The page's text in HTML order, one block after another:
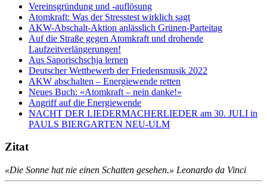
Vereinsgründung und -auflösung
Atomkraft: Was der Stresstest wirklich sagt
AKW-Abschalt-Aktion anlässlich Grünen-Parteitag
Auf die Straße gegen Atomkraft und drohende
Laufzeitverlängerungen!
Aus Saporischschja lernen
Deutscher Wettbewerb der Friedensmusik 2022
AKW abschalten – Energiewende retten
Neues Buch: «Atomkraft – nein danke!»
Angriff auf die Energiewende
NACHT DER LIEDERMACHERLIEDER am 30. JULI in
PAULS BIERGARTEN NEU-ULM
Zitat
«Die Sonne hat nie einen Schatten gesehen.» Leonardo da Vinci